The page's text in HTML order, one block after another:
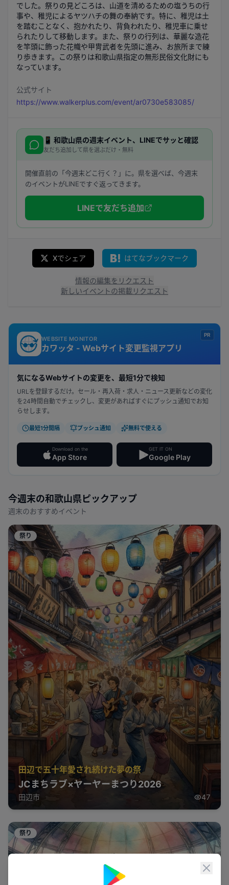
閉じ
でした。祭りの見どころは、山道を清めるための塩うちの行
事や、稚児によるヤツハチの舞の奉納です。特に、稚児は土
を踏むことなく、抱かれたり、背負われたり、稚児車に乗せ
られたりして移動します。また、祭りの行列は、華麗な造花
を竿頭に飾った花幟や甲冑武者を先頭に進み、お旅所まで練
り歩きます。この祭りは和歌山県指定の無形民俗文化財にも
なっています。
公式サイト
https://www.walkerplus.com/event/ar0730e583085/
📱 和歌山県の週末イベント、LINEでサッと確認
友だち追加して県を選ぶだけ・無料
開催直前の「今週末どこ行く？」に。県を選べば、今週末
のイベントがLINEですぐ返ってきます。
LINEで友だち追加
Xでシェア はてなブックマーク
情報の編集をリクエスト
新しいイベントの掲載リクエスト
PR
WEBSITE MONITOR
カワッタ - Webサイト変更監視アプリ
気になるWebサイトの変更を、最短1分で検知
URLを登録するだけ。セール・再入荷・求人・ニュース更新などの変化
を24時間自動でチェックし、変更があればすぐにプッシュ通知でお知
らせします。
最短1分間隔 プッシュ通知 無料で使える
Download on the
App Store
GET IT ON
Google Play
今週末の和歌山県 ピックアップ
週末のおすすめイベント
祭り
田辺で五十年愛され続けた夢の祭
JCまちラブ×ヤーヤーまつり2026
田辺市 47
祭り